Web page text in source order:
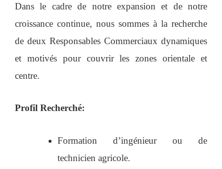
Dans le cadre de notre expansion et de notre
croissance continue, nous sommes à la recherche
de deux Responsables Commerciaux dynamiques
et motivés pour couvrir les zones orientale et
centre.
Profil Recherché:
Formation d’ingénieur ou de
technicien agricole.